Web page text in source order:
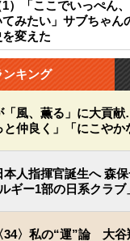
）「ここでいっぺん
みたい」サブちゃん
変えた
ンキング
「風、薫る」に大貢
と仲良く」「にこやか
本人指揮官誕生へ 森
ギー1部の日系クラブ
34〉私の“運”論 大谷